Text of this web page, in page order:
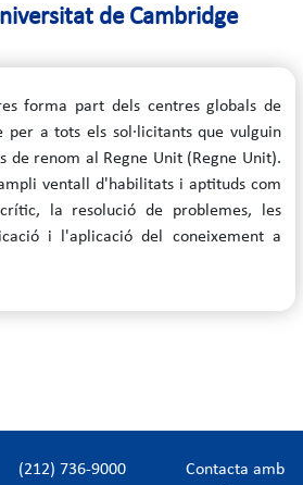
de Cambridge
forma part dels centres globals de
per a tots els sol·licitants que vulguin
de renom al Regne Unit (Regne Unit).
ventall d'habilitats i aptituds com
la resolució de problemes, les
i l'aplicació del coneixement a
(212) 736-9000
Contacta amb